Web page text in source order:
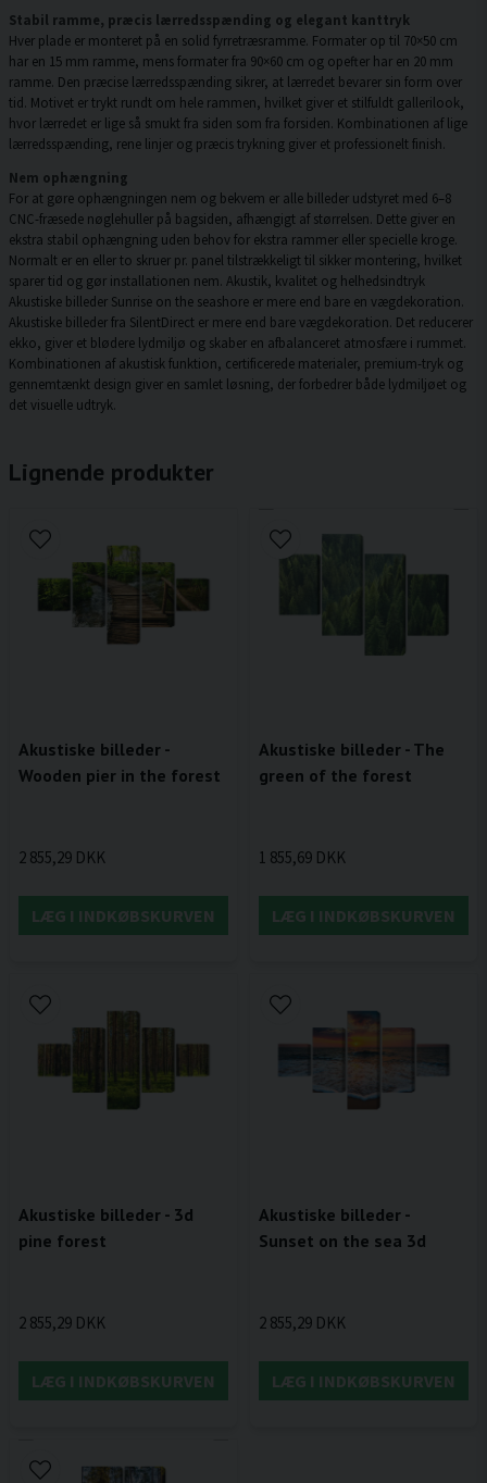
Stabil ramme, præcis lærredsspænding og elegant kanttryk
Hver plade er monteret på en solid fyrretræsramme. Formater op til 70×50 cm
har en 15 mm ramme, mens formater fra 90×60 cm og opefter har en 20 mm
ramme. Den præcise lærredsspænding sikrer, at lærredet bevarer sin form over
tid. Motivet er trykt rundt om hele rammen, hvilket giver et stilfuldt gallerilook,
hvor lærredet er lige så smukt fra siden som fra forsiden. Kombinationen af lige
lærredsspænding, rene linjer og præcis trykning giver et professionelt finish.
Nem ophængning
For at gøre ophængningen nem og bekvem er alle billeder udstyret med 6–8
CNC-fræsede nøglehuller på bagsiden, afhængigt af størrelsen. Dette giver en
ekstra stabil ophængning uden behov for ekstra rammer eller specielle kroge.
Normalt er en eller to skruer pr. panel tilstrækkeligt til sikker montering, hvilket
sparer tid og gør installationen nem. Akustik, kvalitet og helhedsindtryk
Akustiske billeder Sunrise on the seashore er mere end bare en vægdekoration.
Akustiske billeder fra SilentDirect er mere end bare vægdekoration. Det reducerer
ekko, giver et blødere lydmiljø og skaber en afbalanceret atmosfære i rummet.
Kombinationen af akustisk funktion, certificerede materialer, premium-tryk og
gennemtænkt design giver en samlet løsning, der forbedrer både lydmiljøet og
det visuelle udtryk.
Lignende produkter
Akustiske billeder -
Wooden pier in the forest
2 855,29 DKK
LÆG I INDKØBSKURVEN
Akustiske billeder - The
green of the forest
1 855,69 DKK
LÆG I INDKØBSKURVEN
Akustiske billeder - 3d
pine forest
2 855,29 DKK
LÆG I INDKØBSKURVEN
Akustiske billeder -
Sunset on the sea 3d
2 855,29 DKK
LÆG I INDKØBSKURVEN